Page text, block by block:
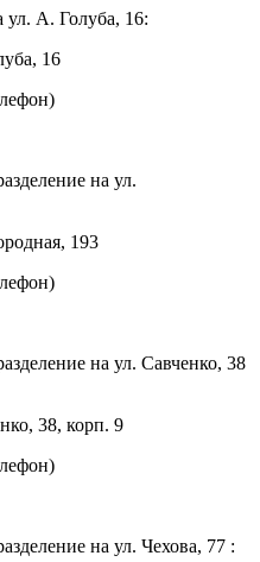
ул. А. Голуба, 16:
16
на ул.
193
на ул. Савченко, 38
38, корп. 9
на ул. Чехова, 77 :